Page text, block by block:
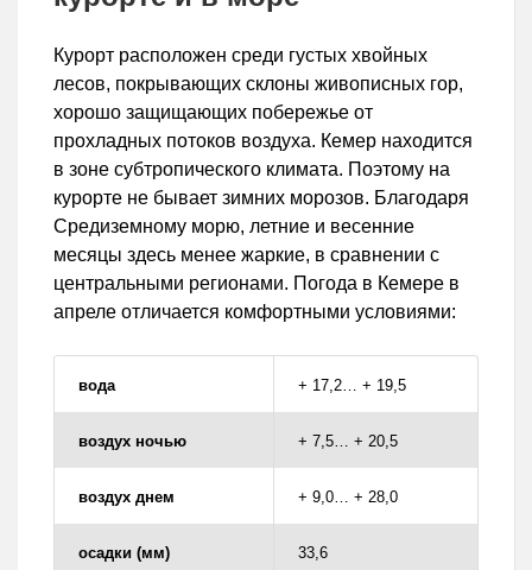
Курорт расположен среди густых хвойных
лесов, покрывающих склоны живописных гор,
хорошо защищающих побережье от
прохладных потоков воздуха. Кемер находится
в зоне субтропического климата. Поэтому на
курорте не бывает зимних морозов. Благодаря
Средиземному морю, летние и весенние
месяцы здесь менее жаркие, в сравнении с
центральными регионами. Погода в Кемере в
апреле отличается комфортными условиями:
вода + 17,2… + 19,5
воздух ночью + 7,5… + 20,5
воздух днем + 9,0… + 28,0
осадки (мм) 33,6